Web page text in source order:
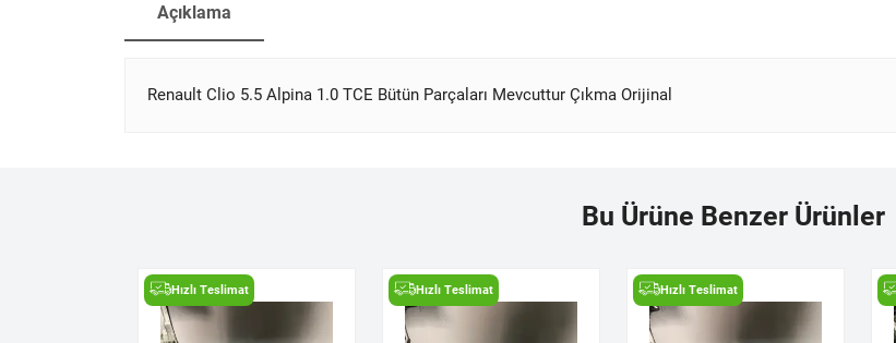
Açıklama
Renault Clio 5.5 Alpina 1.0 TCE Bütün Parçaları Mevcuttur Çıkma Orijinal
Bu Ürüne Benzer Ürünler
Hızlı Teslimat Hızlı Teslimat Hızlı Teslimat